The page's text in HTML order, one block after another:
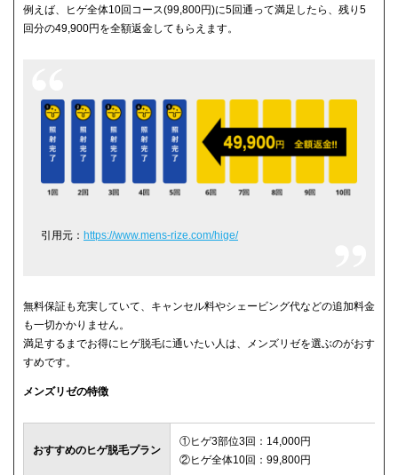
例えば、ヒゲ全体10回コース(99,800円)に5回通って満足したら、残り5
回分の49,900円を全額返金してもらえます。
引用元： https://www.mens-rize.com/hige/
無料保証も充実していて、キャンセル料やシェービング代などの追加料金
も一切かかりません。
満足するまでお得にヒゲ脱毛に通いたい人は、メンズリゼを選ぶのがおす
すめです。
メンズリゼの特徴
おすすめのヒゲ脱毛プラン
①ヒゲ3部位3回：14,000円
②ヒゲ全体10回：99,800円